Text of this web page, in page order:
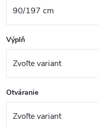
Výplň
Otváranie